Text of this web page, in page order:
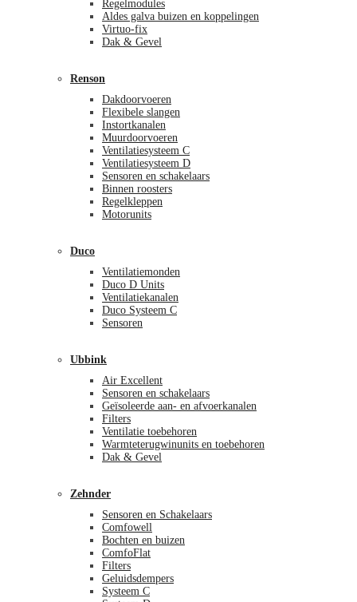
Regelmodules
Aldes galva buizen en koppelingen
Virtuo-fix
Dak & Gevel
Renson
Dakdoorvoeren
Flexibele slangen
Instortkanalen
Muurdoorvoeren
Ventilatiesysteem C
Ventilatiesysteem D
Sensoren en schakelaars
Binnen roosters
Regelkleppen
Motorunits
Duco
Ventilatiemonden
Duco D Units
Ventilatiekanalen
Duco Systeem C
Sensoren
Ubbink
Air Excellent
Sensoren en schakelaars
Geïsoleerde aan- en afvoerkanalen
Filters
Ventilatie toebehoren
Warmteterugwinunits en toebehoren
Dak & Gevel
Zehnder
Sensoren en Schakelaars
Comfowell
Bochten en buizen
ComfoFlat
Filters
Geluidsdempers
Systeem C